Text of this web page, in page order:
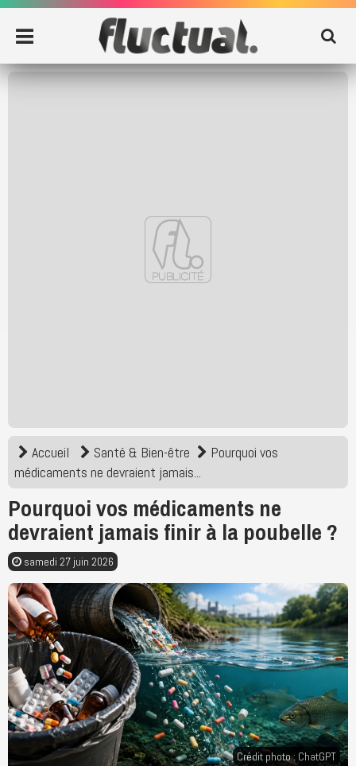
Accueil Santé & Bien-être
Pourquoi vos
médicaments ne devraient jamais...
Pourquoi vos médicaments ne
devraient jamais finir à la poubelle ?
samedi 27 juin 2026
Crédit photo : ChatGPT